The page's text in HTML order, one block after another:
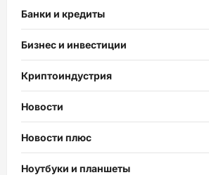
Банки и кредиты
Бизнес и инвестиции
Криптоиндустрия
Новости
Новости плюс
Ноутбуки и планшеты